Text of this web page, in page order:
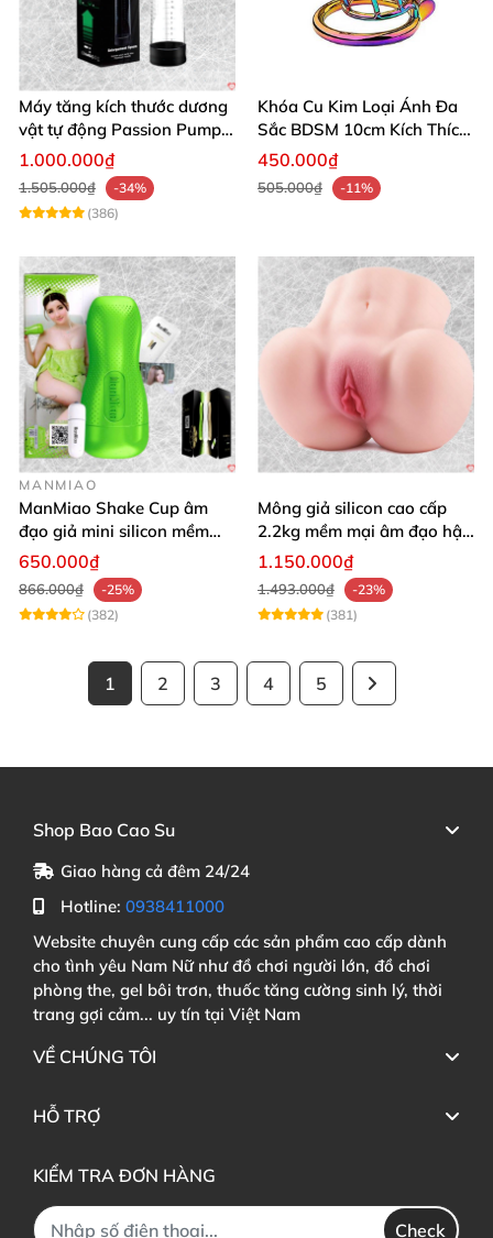
Máy tăng kích thước dương
vật tự động Passion Pump
sạc tiện lợi
1.000.000₫
1.505.000₫
-34%
(386)
Khóa Cu Kim Loại Ánh Đa
Sắc BDSM 10cm Kích Thích
Cao
450.000₫
505.000₫ -11%
MANMIAO
ManMiao Shake Cup âm
đạo giả mini silicon mềm
mại kích thích mạnh
650.000₫
866.000₫
-25%
(382)
Mông giả silicon cao cấp
2.2kg mềm mại âm đạo hậu
môn khít
1.150.000₫
1.493.000₫
-23%
(381)
1 2 3 4 5
Shop Bao Cao Su
Giao hàng cả đêm 24/24
Hotline: 0938411000
Website chuyên cung cấp các sản phẩm cao cấp dành
cho tình yêu Nam Nữ như đồ chơi người lớn, đồ chơi
phòng the, gel bôi trơn, thuốc tăng cường sinh lý, thời
trang gợi cảm... uy tín tại Việt Nam
VỀ CHÚNG TÔI
HỖ TRỢ
KIỂM TRA ĐƠN HÀNG
Check